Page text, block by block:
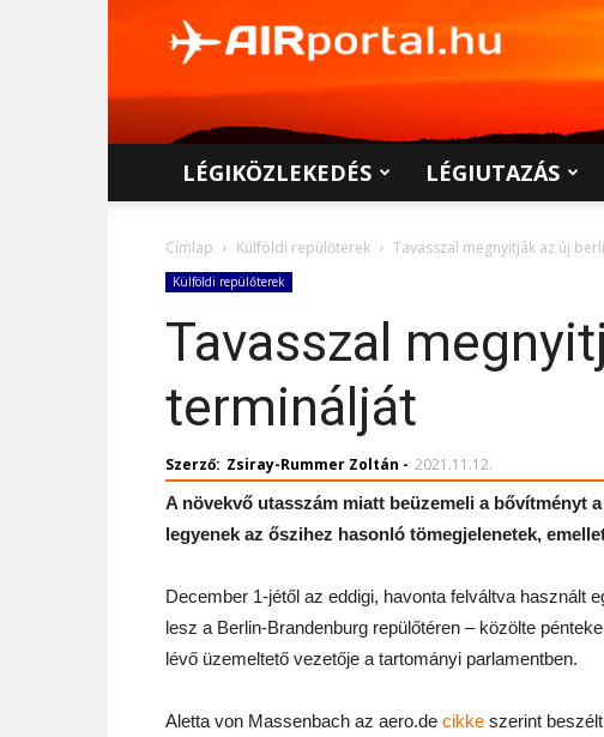
LÉGIKÖZLEKEDÉS LÉGIUTAZÁS
Címlap Külföldi repülőterek Tavasszal megnyitják az új
Külföldi repülőterek
Tavasszal
terminálját
Szerző: Zsiray-Rummer Zoltán - 2021.11.12.
A növekvő utasszám miatt beüzemeli a bővítményt
legyenek az őszihez hasonló tömegjelenetek,
December 1-jétől az eddigi, havonta felváltva használt
lesz a Berlin-Brandenburg repülőtéren – közölte
lévő üzemeltető vezetője a tartományi parlamentben.
Aletta von Massenbach az aero.de cikke szerint